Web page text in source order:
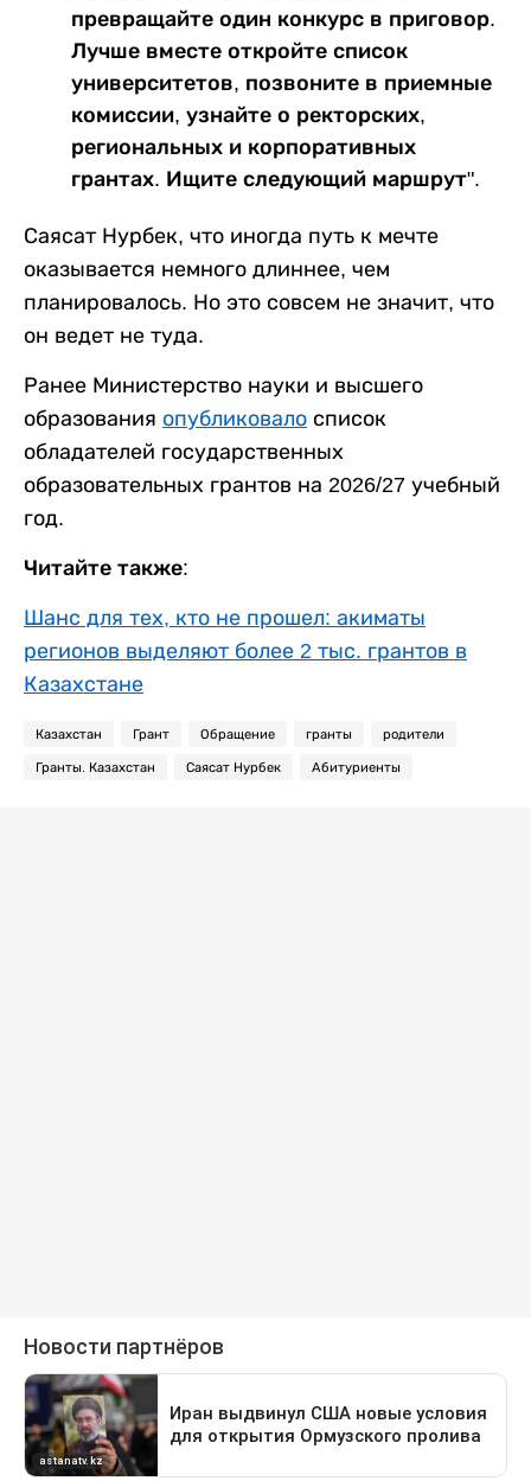
превращайте один конкурс в приговор.
Лучше вместе откройте список
университетов, позвоните в приемные
комиссии, узнайте о ректорских,
региональных и корпоративных
грантах. Ищите следующий маршрут".
Саясат Нурбек, что иногда путь к мечте
оказывается немного длиннее, чем
планировалось. Но это совсем не значит, что
он ведет не туда.
Ранее Министерство науки и высшего
образования опубликовало список
обладателей государственных
образовательных грантов на 2026/27 учебный
год.
Читайте также:
Шанс для тех, кто не прошел: акиматы
регионов выделяют более 2 тыс. грантов в
Казахстане
Казахстан Грант Обращение гранты родители
Гранты. Казахстан Саясат Нурбек Абитуриенты